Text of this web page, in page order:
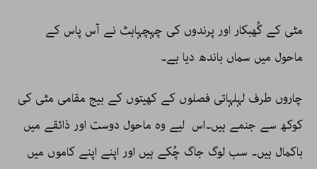
مٹی کے گُھبکار اور پرندوں کی چہچہاہٹ نے آس پاس کے
ماحول میں سماں باندھ دیا ہے۔
چاروں طرف لہلہاتی فصلوں کے کھیتوں کے بیج مقامی مٹی کی
کوکھ سے جنمے ہیں۔اس لیے وہ ماحول دوست اور ذائقے میں
باکمال ہیں۔ سب لوگ جاگ چُکے ہیں اور اپنے اپنے کاموں میں